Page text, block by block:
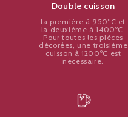
Double cuisson
la première à 950ºC et
la deuxième à 1400ºC.
Pour toutes les pièces
décorées, une troisième
cuisson à 1200ºC est
nécessaire.